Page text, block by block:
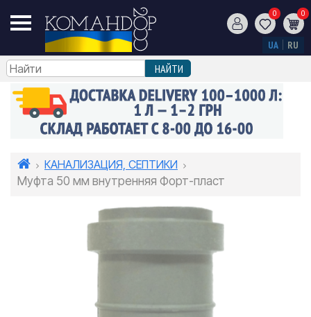
0 0
UA RU
КАНАЛИЗАЦИЯ, СЕПТИКИ
Муфта 50 мм внутренняя Форт-пласт